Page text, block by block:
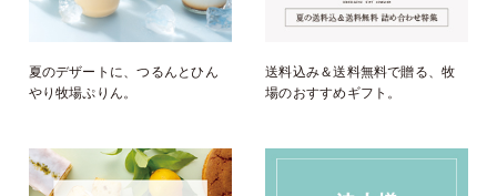
夏のデザートに、つるんとひん
やり牧場ぷりん。
送料込み＆送料無料で贈る、牧
場のおすすめギフト。